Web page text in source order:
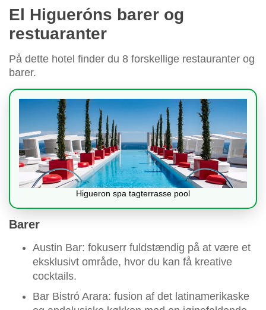
El Higueróns barer og
restuaranter
På dette hotel finder du 8 forskellige restauranter og
barer.
Higueron spa tagterrasse pool
Barer
Austin Bar: fokuserr fuldstændig på at være et
eksklusivt område, hvor du kan få kreative
cocktails.
Bar Bistró Arara: fusion af det latinamerikaske